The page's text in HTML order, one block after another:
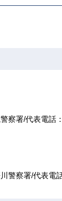
察署/代表電話
警察署/代表電